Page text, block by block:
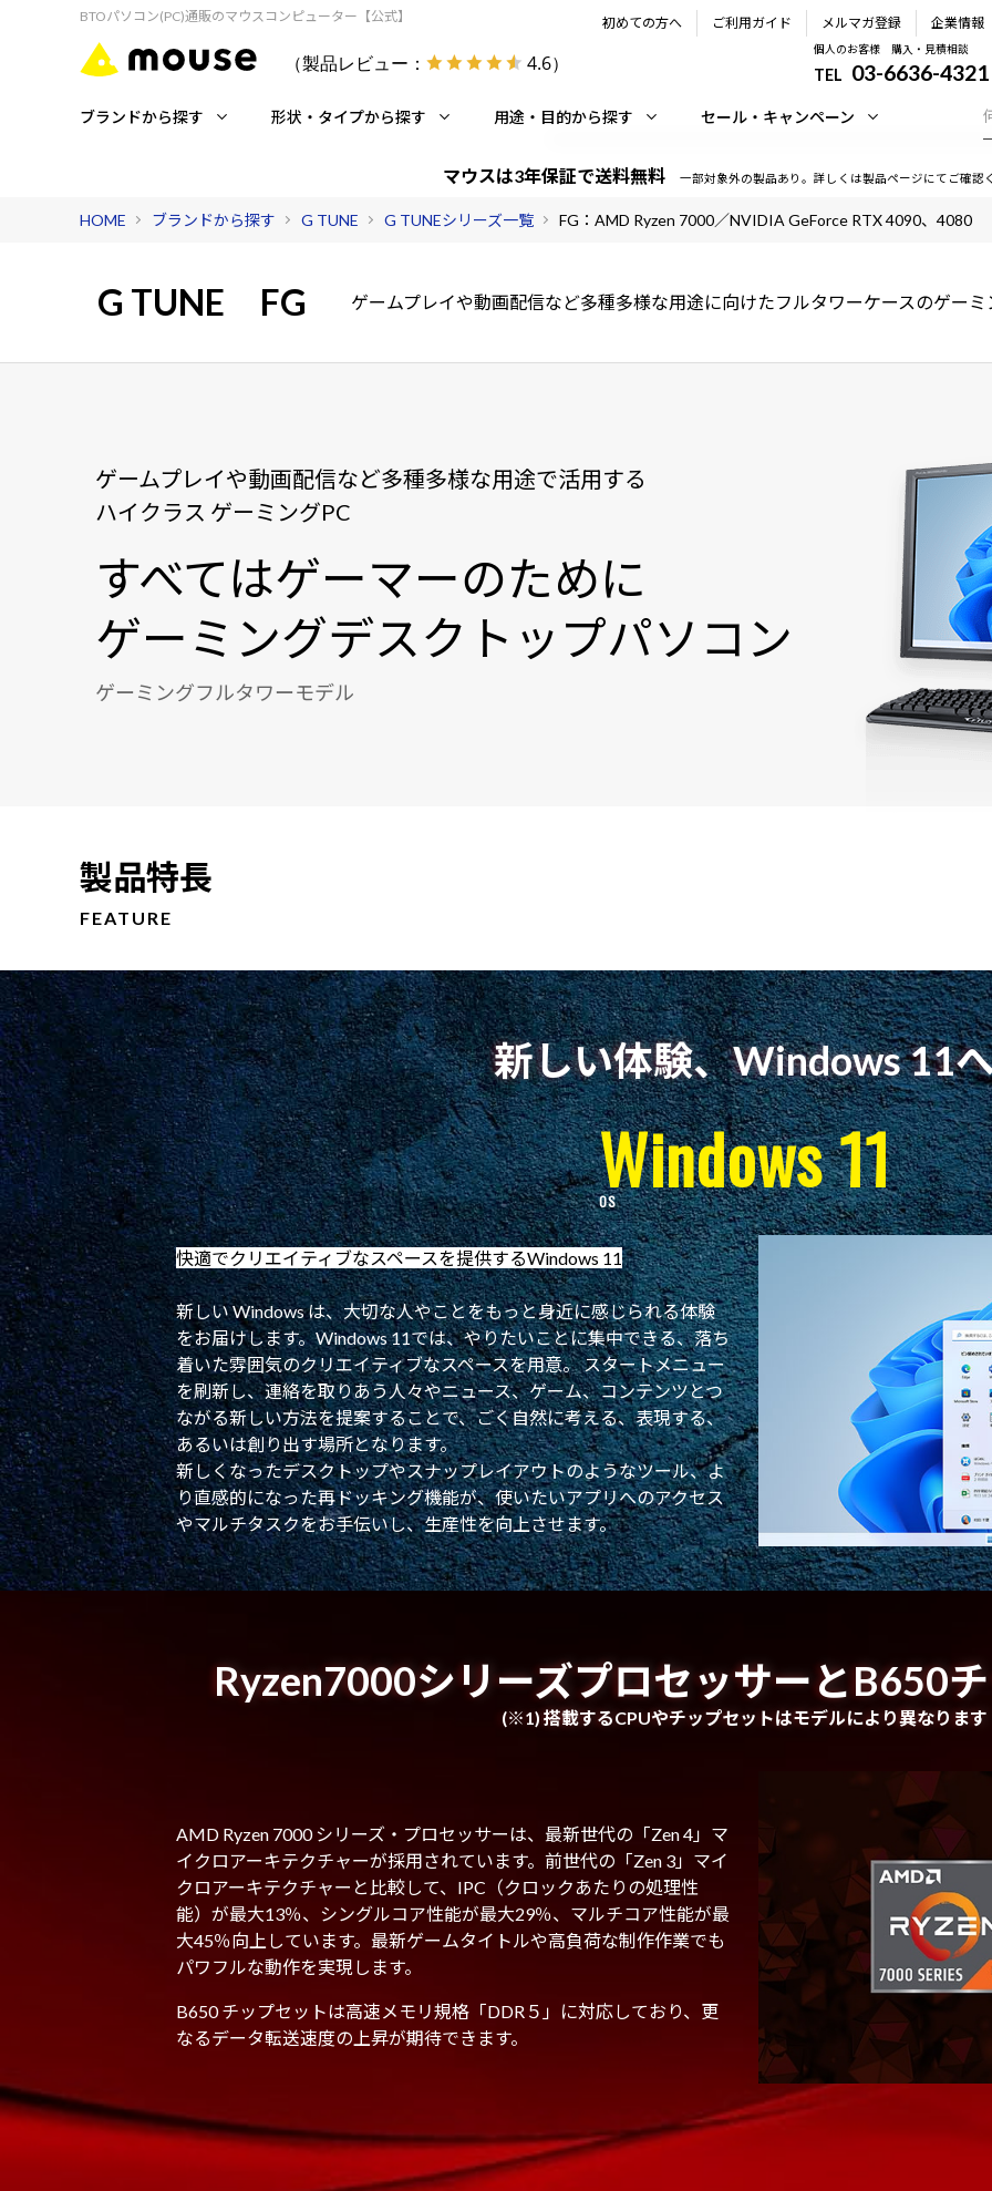
BTOパソコン(PC)通販のマウスコンピューター【公式】
（製品レビュー： 4.6）
初めての方へ ご利用ガイド メルマガ登録 企業情報
個人のお客様 購入・見積相談
TEL 03-6636-4321
ブランドから探す 形状・タイプから探す 用途・目的から探す セール・キャンペーン
マウスは3年保証で送料無料 一部対象外の製品あり。詳しくは製品ページにてご確認
HOME ブランドから探す G TUNE G TUNEシリーズ一覧 FG：AMD Ryzen 7000／NVIDIA GeForce RTX 4090、4080
G TUNE FG ゲームプレイや動画配信など多種多様な用途に向けたフルタワーケースのゲーミ
ゲームプレイや動画配信など多種多様な用途で活用する
ハイクラス ゲーミングPC
すべてはゲーマーのために
ゲーミングデスクトップパソコン
ゲーミングフルタワーモデル
製品特長
FEATURE
新しい体験、Windows 11
Windows 11
快適でクリエイティブなスペースを提供するWindows 11
新しい Windows は、大切な人やことをもっと身近に感じられる体験
をお届けします。Windows 11では、やりたいことに集中できる、落ち
着いた雰囲気のクリエイティブなスペースを用意。 スタートメニュー
を刷新し、連絡を取りあう人々やニュース、ゲーム、コンテンツとつ
ながる新しい方法を提案することで、ごく自然に考える、表現する、
あるいは創り出す場所となります。
新しくなったデスクトップやスナップレイアウトのようなツール、よ
り直感的になった再ドッキング機能が、使いたいアプリへのアクセス
やマルチタスクをお手伝いし、生産性を向上させます。
Ryzen7000シリーズプロセッサーとB650
(※1) 搭載するCPUやチップセットはモデルにより異なります
AMD Ryzen 7000 シリーズ・プロセッサーは、最新世代の「Zen 4」マ
イクロアーキテクチャーが採用されています。前世代の「Zen 3」マイ
クロアーキテクチャーと比較して、IPC（クロックあたりの処理性
能）が最大13％、シングルコア性能が最大29％、マルチコア性能が最
大45％向上しています。最新ゲームタイトルや高負荷な制作作業でも
パワフルな動作を実現します。
B650 チップセットは高速メモリ規格「DDR５」に対応しており、更
なるデータ転送速度の上昇が期待できます。